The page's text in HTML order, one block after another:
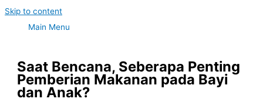
Skip to content
Main Menu
Saat Bencana, Seberapa Penting
Pemberian Makanan pada Bayi
dan Anak?